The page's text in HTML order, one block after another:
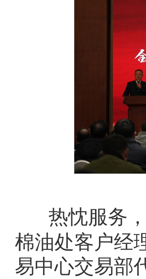
热忱服务
棉油处客户经
易中心交易部